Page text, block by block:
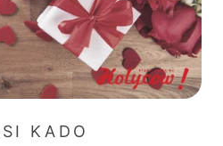
KADO